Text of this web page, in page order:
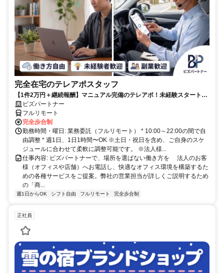
完全在宅のテレアポスタッフ
【1件2万円＋継続報酬】マニュアル完備のテレアポ！未経験スタートの
副業スタッフ活躍中／丁寧なフォロー体制あり
ビズパートナー
フルリモート
完全歩合制
勤務時間・曜日: 業務委託（フルリモート） * 10:00～22:00の間で自
由調整 * 週1日、1日1時間〜OK ※土日・祝日を含め、ご自身のスケ
ジュールに合わせて柔軟に調整可能です。 ※法人様...
仕事内容: ビズパートナーで、場所を選ばない働き方を 法人のお客
様（オフィスや店舗）へお電話し、快適なオフィス環境を構築するた
めの各種サービスをご提案。弊社の営業担当が詳しくご説明するため
の「商...
週1日からOK シフト自由 フルリモート 完全歩合制
正社員